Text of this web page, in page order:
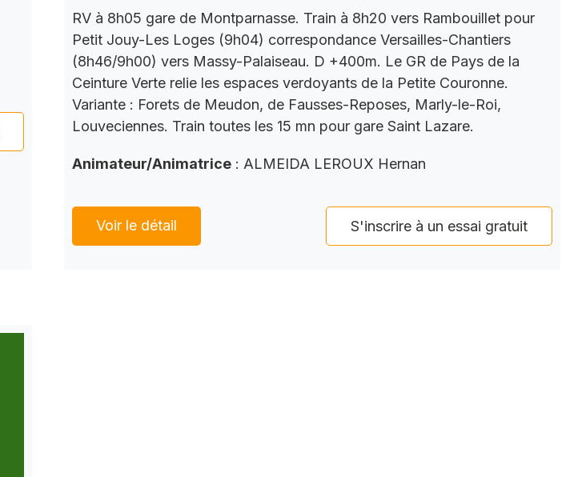
RV à 8h05 gare de Montparnasse. Train à 8h20 vers Rambouillet pour
Petit Jouy-Les Loges (9h04) correspondance Versailles-Chantiers
(8h46/9h00) vers Massy-Palaiseau. D +400m. Le GR de Pays de la
Ceinture Verte relie les espaces verdoyants de la Petite Couronne.
Variante : Forets de Meudon, de Fausses-Reposes, Marly-le-Roi,
Louveciennes. Train toutes les 15 mn pour gare Saint Lazare.
Animateur/Animatrice : ALMEIDA LEROUX Hernan
Voir le détail S'inscrire à un essai gratuit